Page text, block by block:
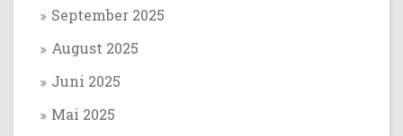
September 2025
August 2025
Juni 2025
Mai 2025